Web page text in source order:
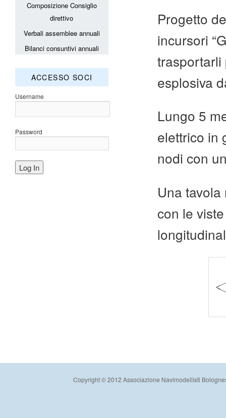
Progetto
incursori
trasportarli
esplosiva
Lungo 5
elettrico in
nodi con
Una
con le
Composizione Consiglio
direttivo
Verbali assemblee annuali
Bilanci consuntivi annuali
ACCESSO SOCI
Username
Password
Copyright © 2012 Associazione Navimodellisti